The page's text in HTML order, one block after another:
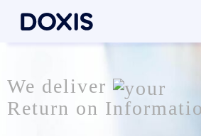
We deliver
Return on